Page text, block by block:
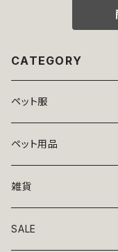
CATEGORY
ペット服
トップス
ニット
アロハ
ボトムス
ワンピース
ペット用品
ベッド
リード・首輪
雑貨
アート
SALE